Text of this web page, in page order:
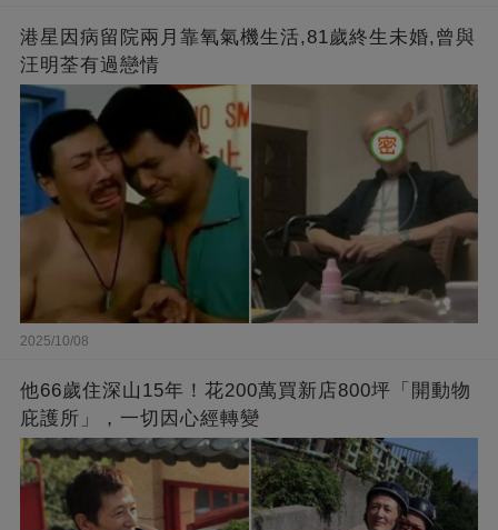
港星因病留院兩月靠氧氣機生活,81歲終生未婚,曾與
汪明荃有過戀情
2025/10/08
他66歲住深山15年！花200萬買新店800坪「開動物
庇護所」，一切因心經轉變